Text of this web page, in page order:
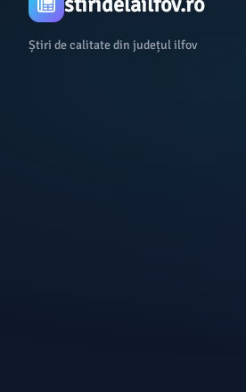
Știri de calitate din județul ilfov